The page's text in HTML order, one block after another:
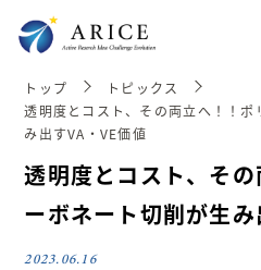
トップ
トピックス
透明度とコスト、その両立へ！！ポ
み出すVA・VE価値
透明度とコスト、そ
ーボネート切削が生
2023.06.16